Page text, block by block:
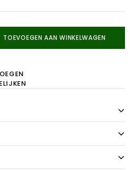
TOEVOEGEN AAN WINKELWAGEN